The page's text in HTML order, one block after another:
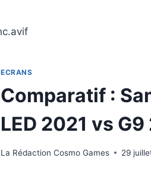
ECRANS
Comparatif :
LED 2021 vs
La Rédaction Cosmo Games 29